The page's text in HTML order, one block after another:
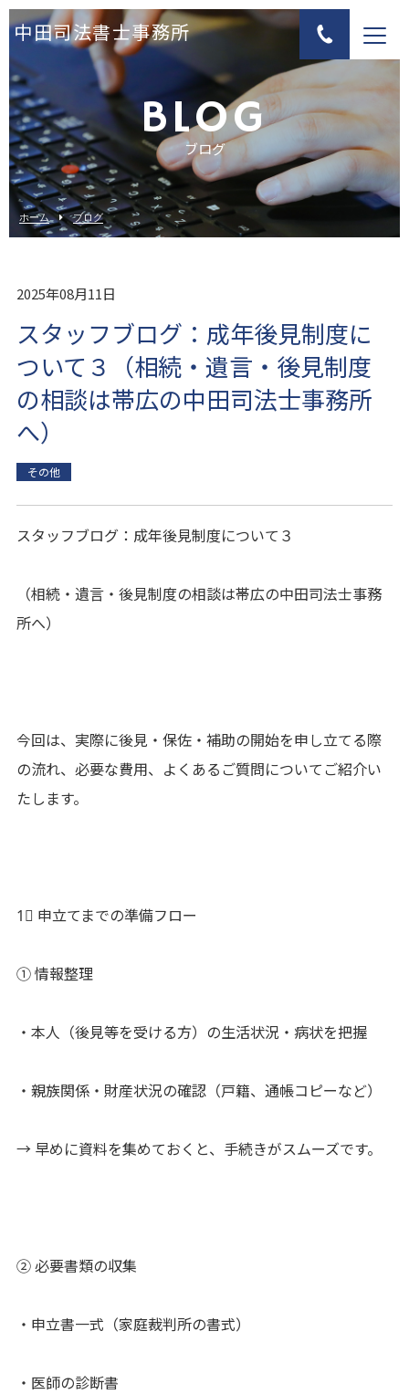
中田司法書士事務所
BLOG
ブログ
ホーム ブログ
2025年08月11日
スタッフブログ：成年後見制度に
ついて３（相続・遺言・後見制度
の相談は帯広の中田司法士事務所
へ）
その他
スタッフブログ：成年後見制度について３
（相続・遺言・後見制度の相談は帯広の中田司法士事務
所へ）
今回は、実際に後見・保佐・補助の開始を申し立てる際
の流れ、必要な費用、よくあるご質問についてご紹介い
たします。
1⃣ 申立てまでの準備フロー
① 情報整理
・本人（後見等を受ける方）の生活状況・病状を把握
・親族関係・財産状況の確認（戸籍、通帳コピーなど）
→ 早めに資料を集めておくと、手続きがスムーズです。
② 必要書類の収集
・申立書一式（家庭裁判所の書式）
・医師の診断書